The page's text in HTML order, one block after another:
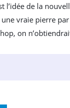
l’idée de la
vraie pierre
on